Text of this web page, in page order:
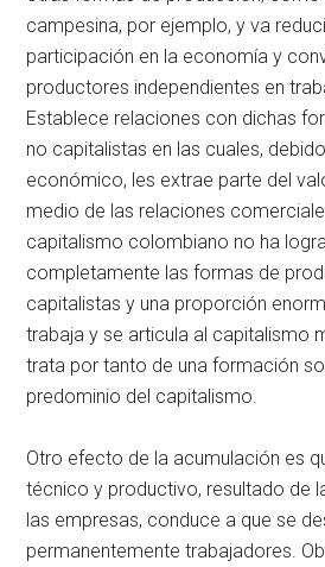
campesina, por ejemplo, y va
participación en la economía y
productores independientes en
Establece relaciones con dichas
no capitalistas en las cuales,
económico, les extrae parte del
medio de las relaciones
capitalismo colombiano no ha
completamente las formas de
capitalistas y una proporción
trabaja y se articula al capitalismo
trata por tanto de una formación
predominio del capitalismo.
Otro efecto de la acumulación es
técnico y productivo, resultado de
las empresas, conduce a que se
permanentemente trabajadores.